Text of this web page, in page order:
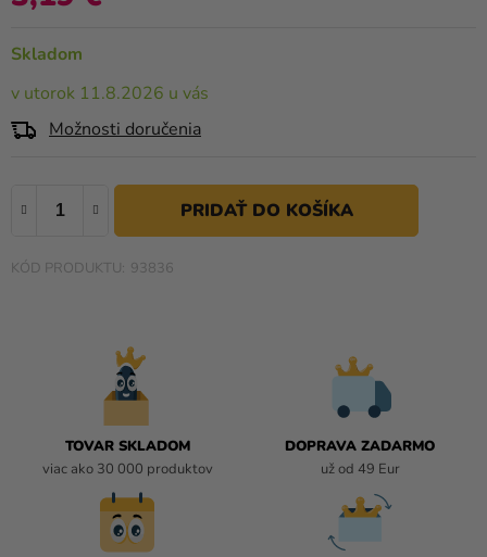
a merch
Sviatky
Kreatívne
potreby
produkty
Výpredaj
Kontakt
0,0
5
hviezdičiek.
Skladom
v utorok 11.8.2026 u vás
Možnosti doručenia
93836
TOVAR SKLADOM
viac ako 30 000 produktov
DOPRAVA ZADARMO
už od 49 Eur